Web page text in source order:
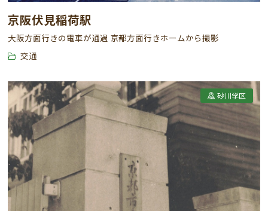
京阪伏見稲荷駅
大阪方面行きの電車が通過 京都方面行きホームから撮影
交通
砂川学区